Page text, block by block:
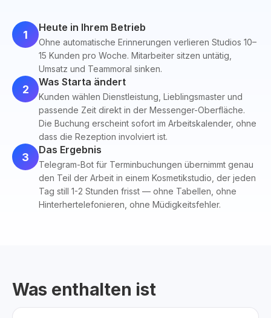
1
Heute in Ihrem Betrieb
Ohne automatische Erinnerungen verlieren Studios 10–
15 Kunden pro Woche. Mitarbeiter sitzen untätig,
Umsatz und Teammoral sinken.
2
Was Starta ändert
Kunden wählen Dienstleistung, Lieblingsmaster und
passende Zeit direkt in der Messenger-Oberfläche.
Die Buchung erscheint sofort im Arbeitskalender, ohne
dass die Rezeption involviert ist.
3
Das Ergebnis
Telegram-Bot für Terminbuchungen übernimmt genau
den Teil der Arbeit in einem Kosmetikstudio, der jeden
Tag still 1-2 Stunden frisst — ohne Tabellen, ohne
Hinterhertelefonieren, ohne Müdigkeitsfehler.
Was enthalten ist